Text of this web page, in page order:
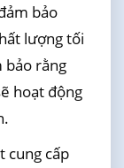
bảo
lượng tối
bảo rằng
hoạt động
cung cấp